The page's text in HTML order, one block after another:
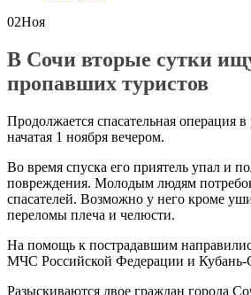
02Ноя
В Сочи вторые сутки
пропавших туристов
Продолжается спасательная операция
начатая 1 ноября вечером.
Во время спуска его приятель упал и
повреждения. Молодым людям
спасателей. Возможно у него кроме
переломы плеча и челюсти.
На помощь к пострадавшим
МЧС Российской Федерации и
Разыскиваются двое граждан города